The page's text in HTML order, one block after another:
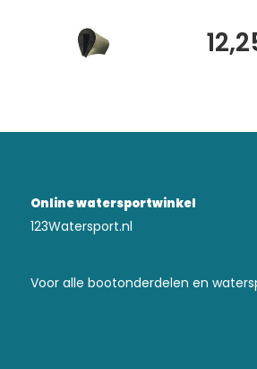
Online watersportwinkel
123Watersport.nl
Voor alle bootonderdelen en